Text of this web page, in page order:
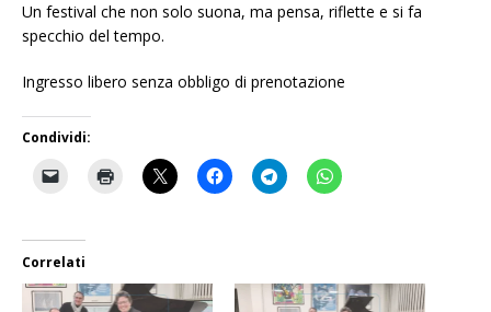
Un festival che non solo suona, ma pensa, riflette e si fa
specchio del tempo.
Ingresso libero senza obbligo di prenotazione
Condividi:
Correlati